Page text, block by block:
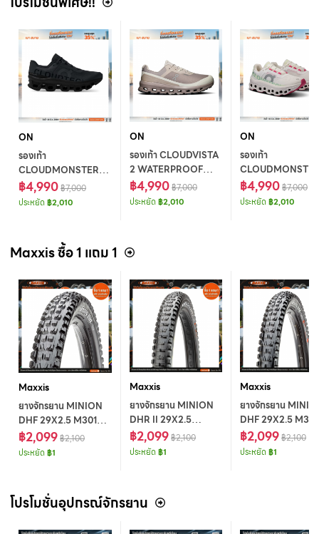
ON
รองเท้า
CLOUDMONSTER
ALL BLACK MEN
SIZE 9.5
฿4,990฿7,000
ประหยัด ฿2,010
ON
รองเท้า CLOUDVISTA
2 WATERPROOF
FOG CINDER W 7
฿4,990฿7,000
ประหยัด ฿2,010
ON
รองเท้า
WHITE | LIMA W
฿4,990฿7,000
ประหยัด ฿2,010
Maxxis ซื้อ 1 แถม 1
Maxxis
ยางจักรยาน MINION
DHF 29X2.5 M301RU
WT W TLR DK60X2
307/474+5286 3B
฿2,099฿2,100
ประหยัด ฿1
Maxxis
ยางจักรยาน MINION
DHR II 29X2.5
M327RU FT TLR
DK62 476/474+5286
฿2,099฿2,100
ประหยัด ฿1
Maxxis
ยางจักรยาน
DHF 29X2.5
WT F TLR DK62
314/458 2PLHO
฿2,099฿2,100
ประหยัด ฿1
โปรโมชั่นอุปกรณ์จักรยาน